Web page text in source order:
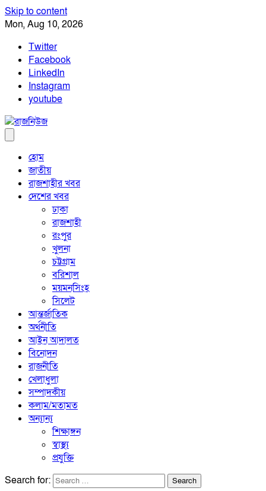
Skip to content
Mon, Aug 10, 2026
Twitter
Facebook
LinkedIn
Instagram
youtube
হোম
জাতীয়
রাজশাহীর খবর
দেশের খবর
ঢাকা
রাজশাহী
রংপুর
খুলনা
চট্টগ্রাম
বরিশাল
ময়মনসিংহ
সিলেট
আন্তর্জাতিক
অর্থনীতি
আইন আদালত
বিনোদন
রাজনীতি
খেলাধুলা
সম্পাদকীয়
কলাম/মতামত
অন্যান্য
শিক্ষাঙ্গন
স্বাস্থ্য
প্রযুক্তি
Search for: